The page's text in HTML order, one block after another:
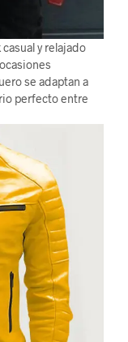
y relajado
se adaptan a
perfecto entre